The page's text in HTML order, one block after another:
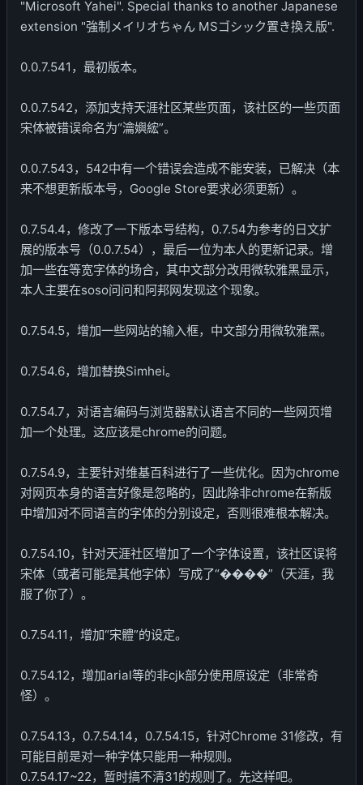
"Microsoft Yahei". Special thanks to another Japanese
extension "強制メイリオちゃん MSゴシック置き換え版".
0.0.7.541，最初版本。
0.0.7.542，添加支持天涯社区某些页面，该社区的一些页面
宋体被错误命名为“瀹嬩綋”。
0.0.7.543，542中有一个错误会造成不能安装，已解决（本
来不想更新版本号，Google Store要求必须更新）。
0.7.54.4，修改了一下版本号结构，0.7.54为参考的日文扩
展的版本号（0.0.7.54），最后一位为本人的更新记录。增
加一些在等宽字体的场合，其中文部分改用微软雅黑显示，
本人主要在soso问问和阿邦网发现这个现象。
0.7.54.5，增加一些网站的输入框，中文部分用微软雅黑。
0.7.54.6，增加替换Simhei。
0.7.54.7，对语言编码与浏览器默认语言不同的一些网页增
加一个处理。这应该是chrome的问题。
0.7.54.9，主要针对维基百科进行了一些优化。因为chrome
对网页本身的语言好像是忽略的，因此除非chrome在新版
中增加对不同语言的字体的分别设定，否则很难根本解决。
0.7.54.10，针对天涯社区增加了一个字体设置，该社区误将
宋体（或者可能是其他字体）写成了“����”（天涯，我
服了你了）。
0.7.54.11，增加“宋體”的设定。
0.7.54.12，增加arial等的非cjk部分使用原设定（非常奇
怪）。
0.7.54.13，0.7.54.14，0.7.54.15，针对Chrome 31修改，有
可能目前是对一种字体只能用一种规则。
0.7.54.17~22，暂时搞不清31的规则了。先这样吧。